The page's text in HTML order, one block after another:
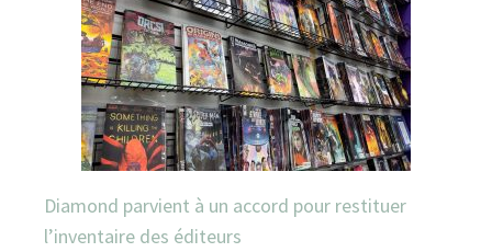
Diamond parvient à un accord pour restituer
l’inventaire des éditeurs